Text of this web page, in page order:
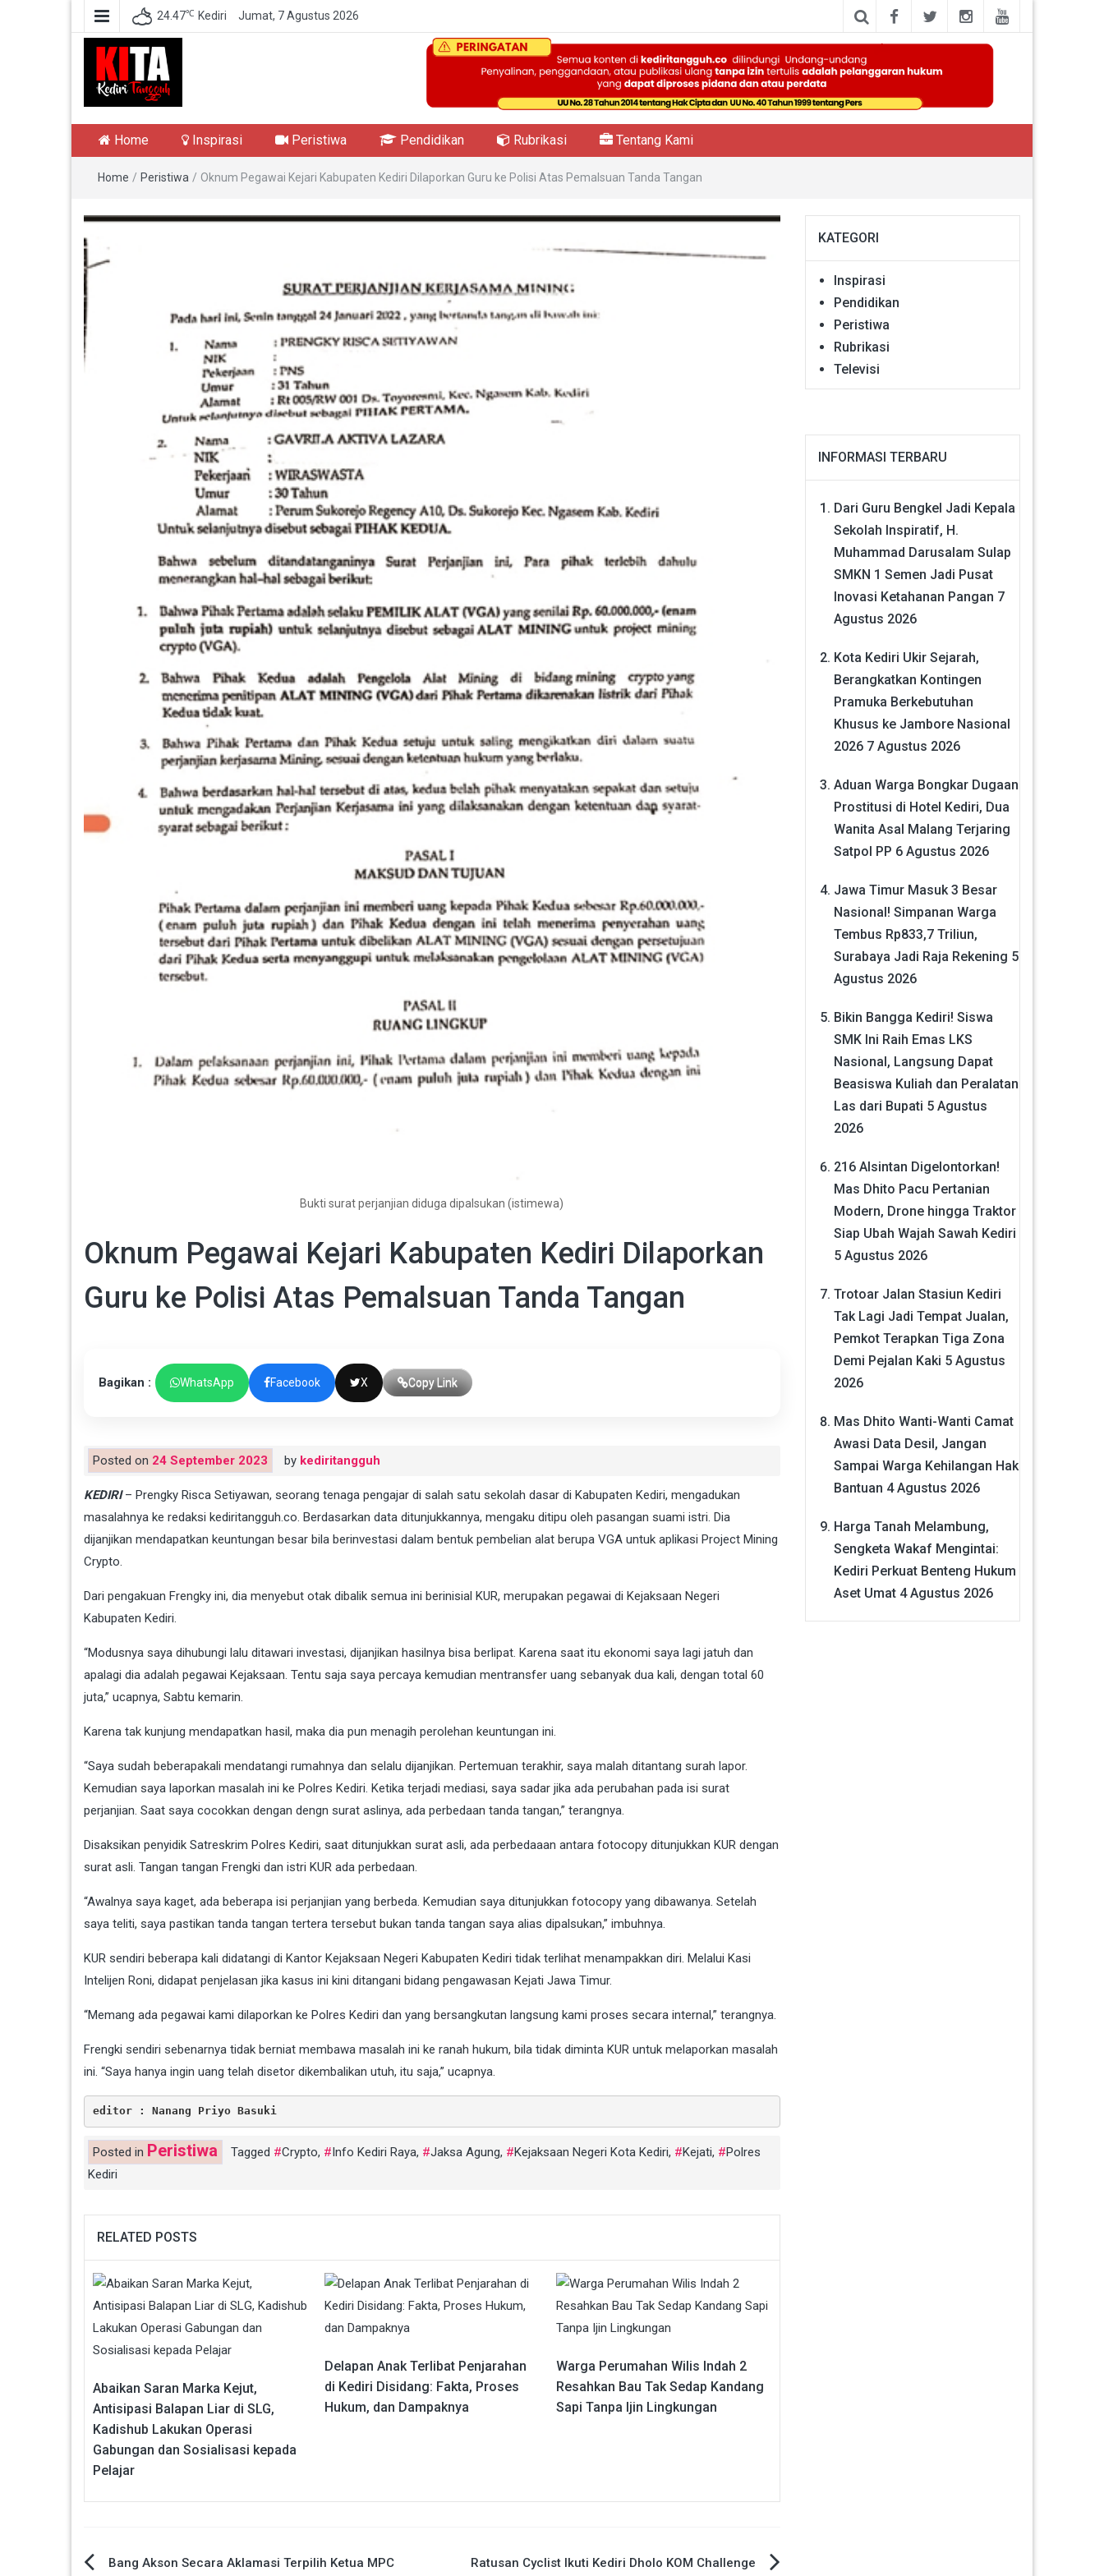
24.47℃ Kediri Jumat, 7 Agustus 2026
Kediri Tangguh
Home Inspirasi Peristiwa Pendidikan Rubrikasi Tentang Kami
Home / Peristiwa / Oknum Pegawai Kejari Kabupaten Kediri Dilaporkan Guru ke Polisi Atas Pemalsuan Tanda Tangan
Bukti surat perjanjian diduga dipalsukan (istimewa)
Oknum Pegawai Kejari Kabupaten Kediri Dilaporkan
Guru ke Polisi Atas Pemalsuan Tanda Tangan
Bagikan : WhatsApp Facebook X Copy Link
Posted on 24 September 2023 by kediritangguh
KEDIRI– Prengky Risca Setiyawan, seorang tenaga pengajar di salah satu sekolah dasar di Kabupaten Kediri, mengadukan
masalahnya ke redaksi kediritangguh.co. Berdasarkan data ditunjukkannya, mengaku ditipu oleh pasangan suami istri. Dia
dijanjikan mendapatkan keuntungan besar bila berinvestasi dalam bentuk pembelian alat berupa VGA untuk aplikasi Project Mining
Crypto.
Dari pengakuan Frengky ini, dia menyebut otak dibalik semua ini berinisial KUR, merupakan pegawai di Kejaksaan Negeri
Kabupaten Kediri.
“Modusnya saya dihubungi lalu ditawari investasi, dijanjikan hasilnya bisa berlipat. Karena saat itu ekonomi saya lagi jatuh dan
apalagi dia adalah pegawai Kejaksaan. Tentu saja saya percaya kemudian mentransfer uang sebanyak dua kali, dengan total 60
juta,” ucapnya, Sabtu kemarin.
Karena tak kunjung mendapatkan hasil, maka dia pun menagih perolehan keuntungan ini.
“Saya sudah beberapakali mendatangi rumahnya dan selalu dijanjikan. Pertemuan terakhir, saya malah ditantang surah lapor.
Kemudian saya laporkan masalah ini ke Polres Kediri. Ketika terjadi mediasi, saya sadar jika ada perubahan pada isi surat
perjanjian. Saat saya cocokkan dengan dengn surat aslinya, ada perbedaan tanda tangan,” terangnya.
Disaksikan penyidik Satreskrim Polres Kediri, saat ditunjukkan surat asli, ada perbedaaan antara fotocopy ditunjukkan KUR dengan
surat asli. Tangan tangan Frengki dan istri KUR ada perbedaan.
“Awalnya saya kaget, ada beberapa isi perjanjian yang berbeda. Kemudian saya ditunjukkan fotocopy yang dibawanya. Setelah
saya teliti, saya pastikan tanda tangan tertera tersebut bukan tanda tangan saya alias dipalsukan,” imbuhnya.
KUR sendiri beberapa kali didatangi di Kantor Kejaksaan Negeri Kabupaten Kediri tidak terlihat menampakkan diri. Melalui Kasi
Intelijen Roni, didapat penjelasan jika kasus ini kini ditangani bidang pengawasan Kejati Jawa Timur.
“Memang ada pegawai kami dilaporkan ke Polres Kediri dan yang bersangkutan langsung kami proses secara internal,” terangnya.
Frengki sendiri sebenarnya tidak berniat membawa masalah ini ke ranah hukum, bila tidak diminta KUR untuk melaporkan masalah
ini. “Saya hanya ingin uang telah disetor dikembalikan utuh, itu saja,” ucapnya.
editor : Nanang Priyo Basuki
Posted in Peristiwa Tagged Crypto, Info Kediri Raya, Jaksa Agung, Kejaksaan Negeri Kota Kediri, Kejati,
Polres
Kediri
RELATED POSTS
Abaikan Saran Marka Kejut,
Antisipasi Balapan Liar di SLG,
Kadishub Lakukan Operasi
Gabungan dan Sosialisasi kepada
Pelajar
Delapan Anak Terlibat Penjarahan
di Kediri Disidang: Fakta, Proses
Hukum, dan Dampaknya
Warga Perumahan Wilis Indah 2
Resahkan Bau Tak Sedap Kandang
Sapi Tanpa Ijin Lingkungan
Navigasi
Bang Akson Secara Aklamasi Terpilih Ketua MPC Ratusan Cyclist Ikuti Kediri Dholo KOM Challenge
KATEGORI
Inspirasi
Pendidikan
Peristiwa
Rubrikasi
Televisi
INFORMASI TERBARU
Dari Guru Bengkel Jadi Kepala
Sekolah Inspiratif, H.
Muhammad Darusalam Sulap
SMKN 1 Semen Jadi Pusat
Inovasi Ketahanan Pangan 7
Agustus 2026
Kota Kediri Ukir Sejarah,
Berangkatkan Kontingen
Pramuka Berkebutuhan
Khusus ke Jambore Nasional
2026 7 Agustus 2026
Aduan Warga Bongkar Dugaan
Prostitusi di Hotel Kediri, Dua
Wanita Asal Malang Terjaring
Satpol PP 6 Agustus 2026
Jawa Timur Masuk 3 Besar
Nasional! Simpanan Warga
Tembus Rp833,7 Triliun,
Surabaya Jadi Raja Rekening 5
Agustus 2026
Bikin Bangga Kediri! Siswa
SMK Ini Raih Emas LKS
Nasional, Langsung Dapat
Beasiswa Kuliah dan Peralatan
Las dari Bupati 5 Agustus
2026
216 Alsintan Digelontorkan!
Mas Dhito Pacu Pertanian
Modern, Drone hingga Traktor
Siap Ubah Wajah Sawah Kediri
5 Agustus 2026
Trotoar Jalan Stasiun Kediri
Tak Lagi Jadi Tempat Jualan,
Pemkot Terapkan Tiga Zona
Demi Pejalan Kaki 5 Agustus
2026
Mas Dhito Wanti-Wanti Camat
Awasi Data Desil, Jangan
Sampai Warga Kehilangan Hak
Bantuan 4 Agustus 2026
Harga Tanah Melambung,
Sengketa Wakaf Mengintai:
Kediri Perkuat Benteng Hukum
Aset Umat 4 Agustus 2026